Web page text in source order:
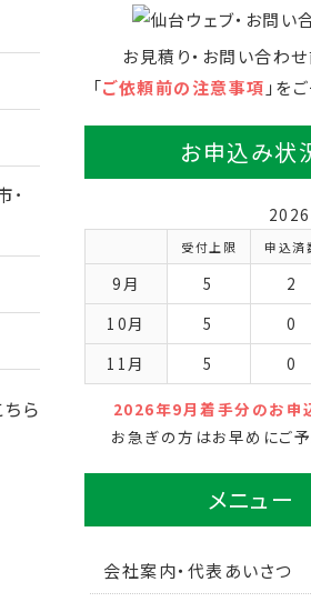
･
ら
お見積り・お問い合わ
「ご依頼前の注意事項 」を
お申込み状
受付上限 申込済
9月 5 2
10月
5 0
11月
5 0
2026年9月着手分のお申
お急ぎの方はお早めにご
メニュー
会社案内・代表あいさつ